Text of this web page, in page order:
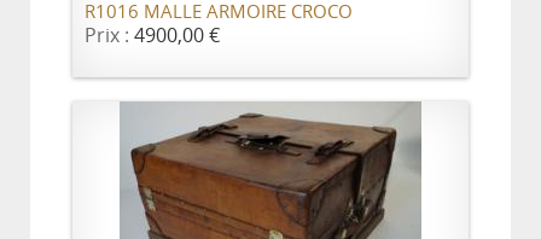
R1016 MALLE ARMOIRE CROCO
Prix : 4900,00 €